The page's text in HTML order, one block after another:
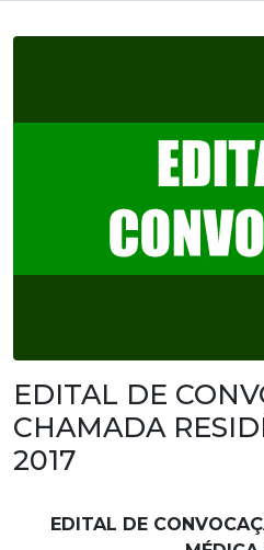
EDITAL DE
CHAMADA
2017
EDITAL DE